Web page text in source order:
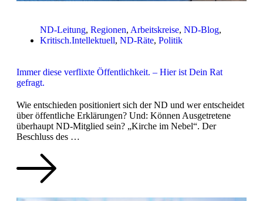
ND-Leitung, Regionen, Arbeitskreise, ND-Blog,
Kritisch.Intellektuell, ND-Räte, Politik
Immer diese verflixte Öffentlichkeit. – Hier ist Dein Rat
gefragt.
Wie entschieden positioniert sich der ND und wer entscheidet
über öffentliche Erklärungen? Und: Können Ausgetretene
überhaupt ND-Mitglied sein? „Kirche im Nebel“. Der
Beschluss des …